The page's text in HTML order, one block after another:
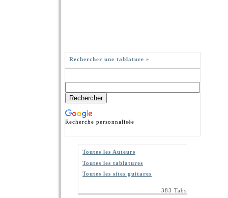
Rechercher une tablature »
Recherche personnalisée
Toutes les Auteurs
Toutes les tablatures
Toutes les sites guitares
383 Tabs